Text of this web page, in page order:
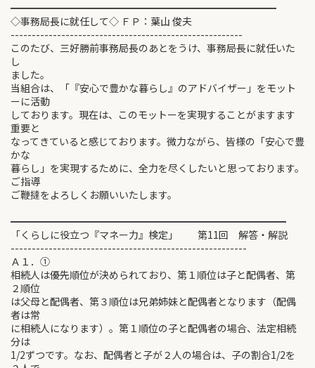
━━━━━━━━━━━━━━━━━━━━━━━━━━━
◇事務局長に就任して◇ ＦＰ：葉山 俊夫
-------------------------------------------------------
このたび、三好勝前事務局長のあとをうけ、事務局長に就任いた
し
ました。
当組合は、「『安心で豊かな暮らし』のアドバイザー」をモット
ーに活動
しております。現在は、このモットーを実現することがますます
重要と
なってきていると感じております。微力ながら、皆様の「安心で豊
かな
暮らし」を実現するために、全力を尽くしたいと思っております。
ご指導
ご鞭撻をよろしくお願いいたします。
━━━━━━━━━━━━━━━━━━━━━━━━━━━━
「くらしに役立つ『マネー力』検定」 第11回 解答・解説
--------------------------------------------------------
Ａ１．①
相続人は優先順位が決められており、第１順位は子と配偶者、第
２順位
は父母と配偶者、第３順位は兄弟姉妹と配偶者となります（配偶
者は常
に相続人になります）。第１順位の子と配偶者の場合、法定相続
分は
1/2ずつです。なお、配偶者と子が２人の場合は、子の割合1/2を